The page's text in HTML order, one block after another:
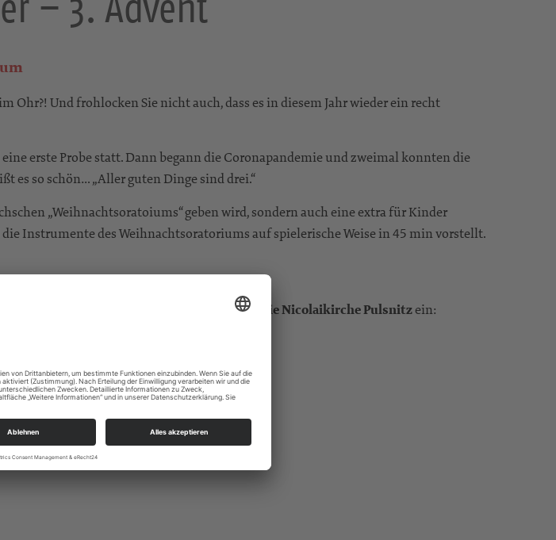
Und frohlocken Sie nicht auch, dass es in diesem Jahr wieder ein recht
erste Probe statt. Dann begann die Coronapandemie und zweimal konnten die
es so schön… „Aller guten Dinge sind drei.“
„Weihnachtsoratoiums“ geben wird, sondern auch eine extra für Kinder
Instrumente des Weihnachtsoratoriums auf spielerische Weise in 45 min vorstellt.
Sonntag, dem 18.12. (4. Advent) in die Nicolaikirche Pulsnitzein:
Großröhrsdorf, Kirchenchor Pulsnitz